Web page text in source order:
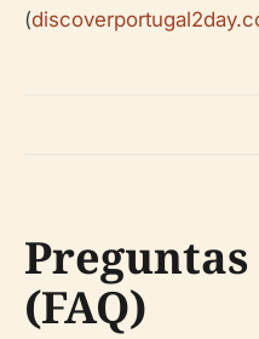
(
(FAQ)